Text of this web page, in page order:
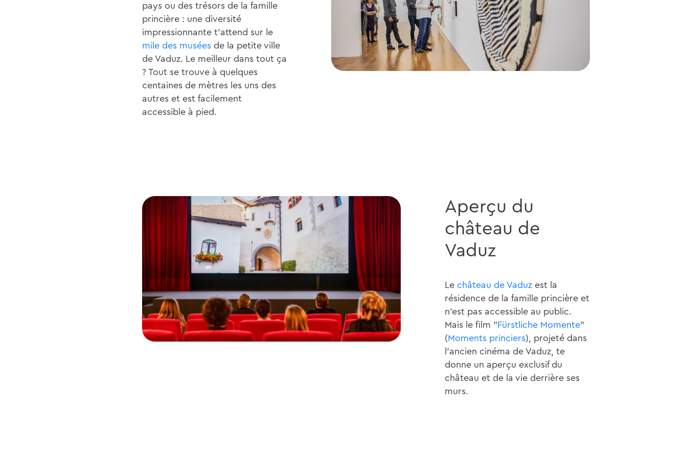
pays ou des trésors de la famille
princière : une diversité
impressionnante t'attend sur le
mile des musées de la petite ville
de Vaduz. Le meilleur dans tout ça
? Tout se trouve à quelques
centaines de mètres les uns des
autres et est facilement
accessible à pied.
Aperçu du
château de
Vaduz
Le château de Vaduzest la
résidence de la famille princière et
n'est pas accessible au public.
Mais le film "Fürstliche Momente"
(Moments princiers), projeté dans
l'ancien cinéma de Vaduz, te
donne un aperçu exclusif du
château et de la vie derrière ses
murs.